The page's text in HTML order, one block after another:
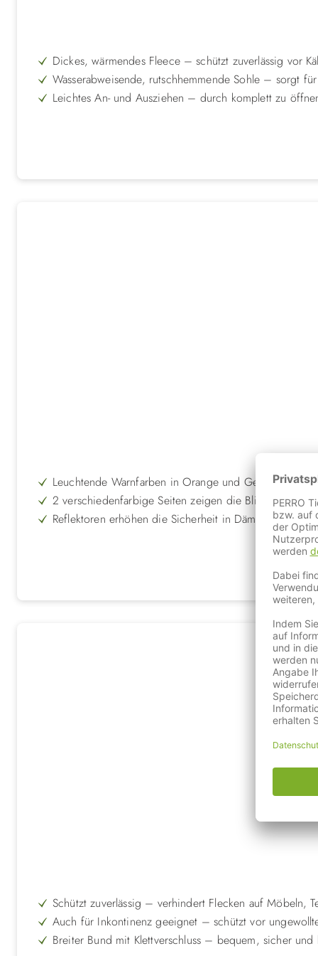
Dickes, wärmendes Fleece – schützt zuverlässig vor
Wasserabweisende, rutschhemmende Sohle – sorgt
Leichtes An- und Ausziehen – durch komplett zu
Leuchtende Warnfarben in Orange und Gelb für beste
2 verschiedenfarbige Seiten zeigen die Blickrichtung
Reflektoren erhöhen die Sicherheit in Dämmerung und
Verstellbare Klettverschlüsse für perfekten Sitz und
Sicherheitsverschluss löst sich bei Hängenbleiben
Elastische Gummizüge bieten hohen Tragekomfort
Schützt zuverlässig – verhindert Flecken auf Möbeln,
Auch für Inkontinenz geeignet – schützt vor
Breiter Bund mit Klettverschluss – bequem, sicher und